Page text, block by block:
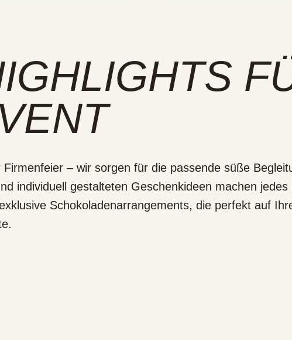
– wir sorgen für die passende süße
individuell gestalteten Geschenkideen machen
Schokoladenarrangements, die perfekt auf